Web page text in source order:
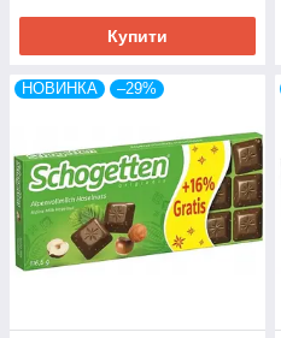
Купити
НОВИНКА –29%